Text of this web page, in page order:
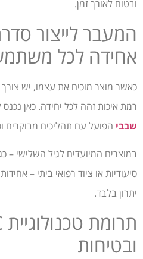
ובטוח לאורך זמן.
המעבר לייצור
אחידה לכל
כאשר מוצר מוכיח את עצמו, יש
רמת איכות זהה לכל יחידה. כאן
שבבי הפועל עם תהליכים מבוקרים
במוצרים המיועדים לגיל השלישי –
סיעודיות או ציוד רפואי ביתי –
יתרון בלבד.
ובטיחות